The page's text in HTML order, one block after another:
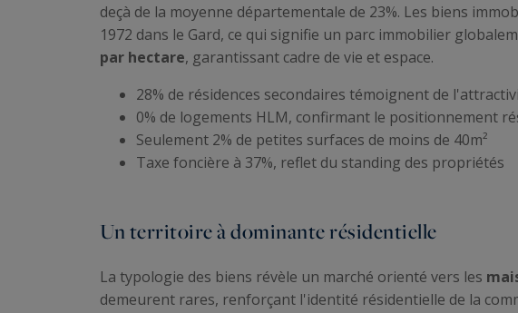
deçà de la moyenne départementale de 23%. Les biens
1972 dans le Gard, ce qui signifie un parc immobilier
par hectare, garantissant cadre de vie et espace.
28% de résidences secondaires témoignent de
0% de logements HLM, confirmant le positionnement
Seulement 2% de petites surfaces de moins de 40m²
Taxe foncière à 37%, reflet du standing des propriétés
Un territoire à dominante résidentielle
La typologie des biens révèle un marché orienté vers les
demeurent rares, renforçant l'identité résidentielle de la